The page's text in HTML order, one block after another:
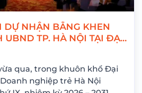
DỰ NHẬN BẰNG KHEN
UBND TP. HÀ NỘI TẠI ĐẠI
qua, trong khuôn khổ Đại
nghiệp trẻ Hà Nội